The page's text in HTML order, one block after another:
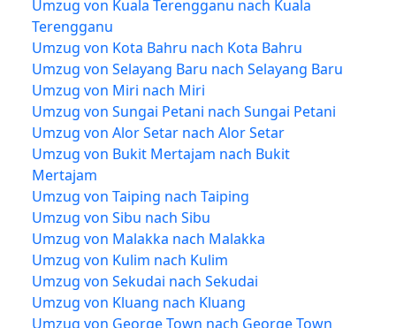
Umzug von Kuala Terengganu nach Kuala
Terengganu
Umzug von Kota Bahru nach Kota Bahru
Umzug von Selayang Baru nach Selayang Baru
Umzug von Miri nach Miri
Umzug von Sungai Petani nach Sungai Petani
Umzug von Alor Setar nach Alor Setar
Umzug von Bukit Mertajam nach Bukit
Mertajam
Umzug von Taiping nach Taiping
Umzug von Sibu nach Sibu
Umzug von Malakka nach Malakka
Umzug von Kulim nach Kulim
Umzug von Sekudai nach Sekudai
Umzug von Kluang nach Kluang
Umzug von George Town nach George Town